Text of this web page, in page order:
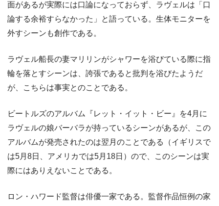
面があるが実際には口論になっておらず、ラヴェルは「口
論する余裕すらなかった」と語っている。生体モニターを
外すシーンも創作である。
ラヴェル船長の妻マリリンがシャワーを浴びている際に指
輪を落とすシーンは、誇張であると批判を浴びたようだ
が、こちらは事実とのことである。
ビートルズのアルバム『レット・イット・ビー』を4月に
ラヴェルの娘バーバラが持っているシーンがあるが、この
アルバムが発売されたのは翌月のことである（イギリスで
は5月8日、アメリカでは5月18日）ので、このシーンは実
際にはありえないことである。
ロン・ハワード監督は俳優一家である。監督作品恒例の家